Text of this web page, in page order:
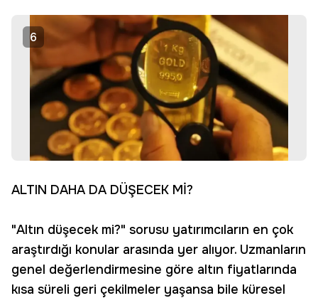
6
ALTIN DAHA DA DÜŞECEK Mİ?
"Altın düşecek mi?" sorusu yatırımcıların en çok
araştırdığı konular arasında yer alıyor. Uzmanların
genel değerlendirmesine göre altın fiyatlarında
kısa süreli geri çekilmeler yaşansa bile küresel